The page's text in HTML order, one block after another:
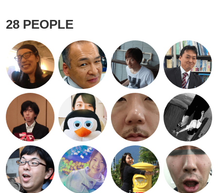
28 PEOPLE